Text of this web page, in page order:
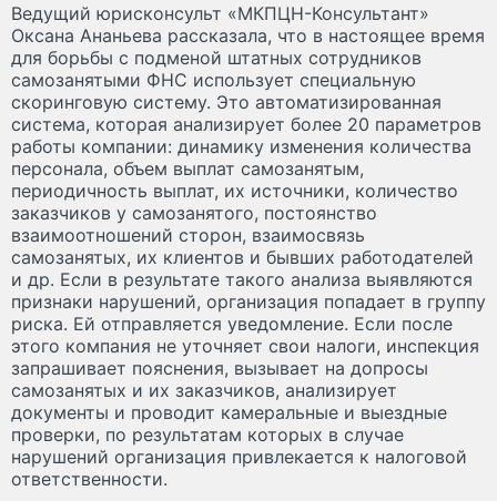
Ведущий юрисконсульт «МКПЦН-Консультант»
Оксана Ананьева рассказала, что в настоящее время
для борьбы с подменой штатных сотрудников
самозанятыми ФНС использует специальную
скоринговую систему. Это автоматизированная
система, которая анализирует более 20 параметров
работы компании: динамику изменения количества
персонала, объем выплат самозанятым,
периодичность выплат, их источники, количество
заказчиков у самозанятого, постоянство
взаимоотношений сторон, взаимосвязь
самозанятых, их клиентов и бывших работодателей
и др. Если в результате такого анализа выявляются
признаки нарушений, организация попадает в группу
риска. Ей отправляется уведомление. Если после
этого компания не уточняет свои налоги, инспекция
запрашивает пояснения, вызывает на допросы
самозанятых и их заказчиков, анализирует
документы и проводит камеральные и выездные
проверки, по результатам которых в случае
нарушений организация привлекается к налоговой
ответственности.